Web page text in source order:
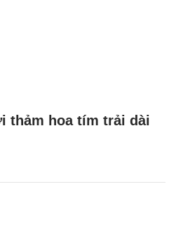
thảm hoa tím trải dài